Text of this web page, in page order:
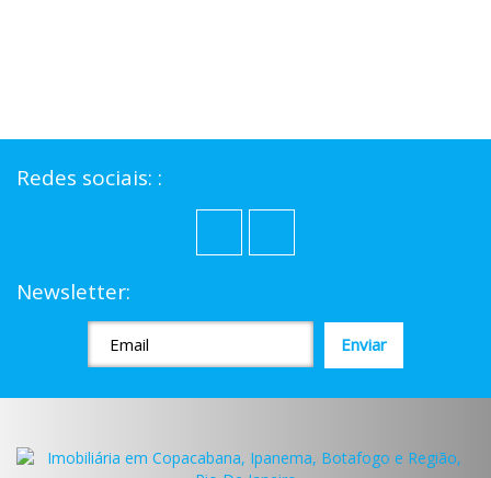
Redes sociais: :
Newsletter: